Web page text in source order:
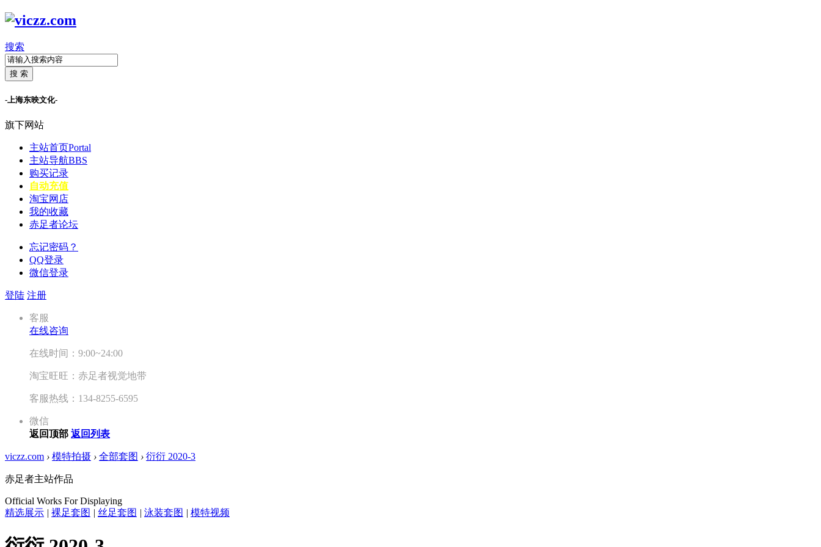
搜索
搜 索
-上海东映文化-
旗下网站
主站首页Portal
主站导航BBS
购买记录
自动充值
淘宝网店
我的收藏
赤足者论坛
忘记密码？
QQ登录
微信登录
登陆 注册
客服
在线咨询
在线时间：9:00~24:00
淘宝旺旺：赤足者视觉地带
客服热线：134-8255-6595
微信
返回顶部 返回列表
viczz.com › 模特拍摄 › 全部套图 › 衍衍 2020-3
赤足者主站作品
Official Works For Displaying
精选展示 | 裸足套图 | 丝足套图 | 泳装套图 | 模特视频